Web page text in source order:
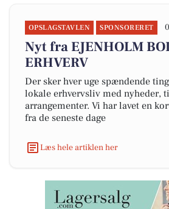
OPSLAGSTAVLEN SPONSORERET
Nyt fra EJENHOLM
ERHVERV
Der sker hver uge spændende
lokale erhvervsliv med nyheder,
arrangementer. Vi har lavet en
fra de seneste dage
Læs hele artiklen her